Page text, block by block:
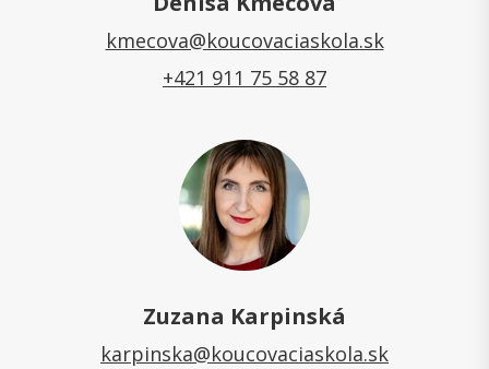
kmecova@koucovaciaskola.sk
+421 911 75 58 87
Zuzana Karpinská
karpinska@koucovaciaskola.sk